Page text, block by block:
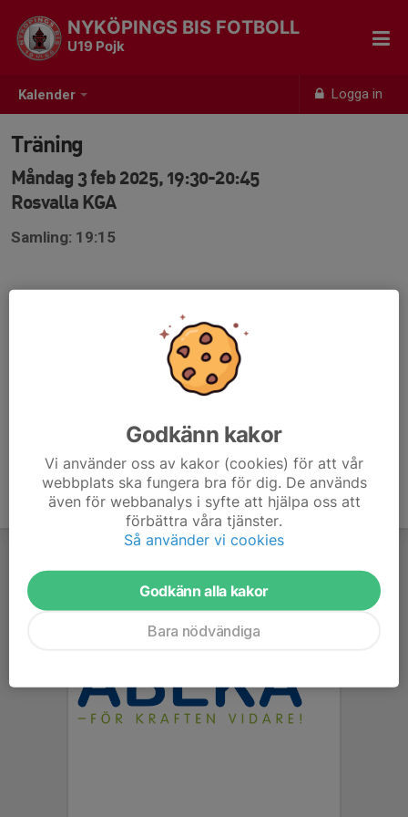
Kalender Logga in
NYKÖPINGS BIS FOTBOLL
U19 Pojk
Träning
Måndag 3 feb 2025, 19:30-20:45
Rosvalla KGA
Samling: 19:15
Godkänn kakor
Vi använder oss av kakor (cookies) för att vår
webbplats ska fungera bra för dig. De används
även för webbanalys i syfte att hjälpa oss att
förbättra våra tjänster.
Så använder vi cookies
Godkänn alla kakor
Bara nödvändiga